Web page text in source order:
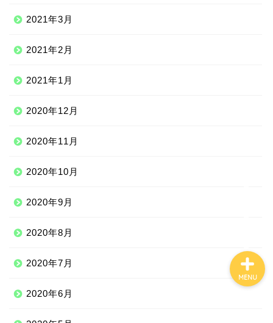
2021年3月
2021年2月
2021年1月
2020年12月
2020年11月
2020年10月
2020年9月
2020年8月
2020年7月
2020年6月
MENU